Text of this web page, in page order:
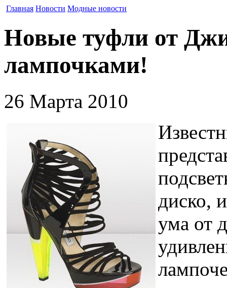
Главная Новости Модные новости
Новые туфли от
лампочками!
26 Марта 2010
диско,
ума от